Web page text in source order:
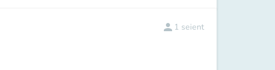
person 1 seient